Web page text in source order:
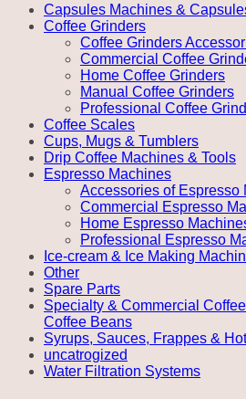
Capsules Machines &
Coffee Grinders
Coffee Grinders
Commercial Coffee
Home Coffee Grinders
Manual Coffee Grinders
Professional Coffee
Coffee Scales
Cups, Mugs & Tumblers
Drip Coffee Machines & Tools
Espresso Machines
Accessories of Espresso
Commercial Espresso
Home Espresso
Professional Espresso
Ice-cream & Ice Making
Other
Spare Parts
Specialty & Commercial
Coffee Beans
Syrups, Sauces, Frappes &
uncatrogized
Water Filtration Systems